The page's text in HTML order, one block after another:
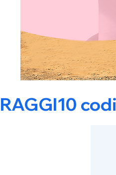
RAGGI10